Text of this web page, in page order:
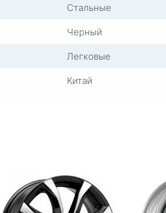
Стальные
Черный
Легковые
Китай